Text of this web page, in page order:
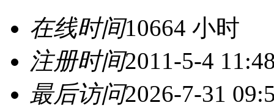
在线时间10664 小时
注册时间2011-5-4
最后访问2026-7-31